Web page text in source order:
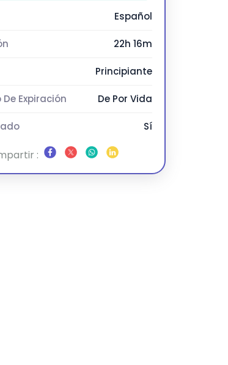
Español
22h 16m
Principiante
De Expiración De Por Vida
Sí
: